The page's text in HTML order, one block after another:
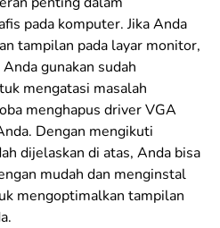
pada komputer. Jika Anda
tampilan pada layar monitor,
gunakan sudah
mengatasi masalah
menghapus driver VGA
Dengan mengikuti
dijelaskan di atas, Anda bisa
mudah dan menginstal
mengoptimalkan tampilan